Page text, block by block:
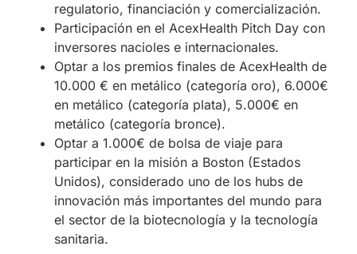
regulatorio, financiación y comercialización.
Participación en el AcexHealth Pitch Day con
inversores nacioles e internacionales.
Optar a los premios finales de AcexHealth de
10.000 € en metálico (categoría oro), 6.000€
en metálico (categoría plata), 5.000€ en
metálico (categoría bronce).
Optar a 1.000€ de bolsa de viaje para
participar en la misión a Boston (Estados
Unidos), considerado uno de los hubs de
innovación más importantes del mundo para
el sector de la biotecnología y la tecnología
sanitaria.